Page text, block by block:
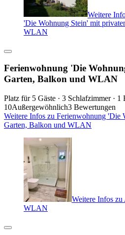
Weitere
'Die Wohnung Stein' mit
WLAN
Ferienwohnung 'Die
Garten, Balkon und WLAN
Platz für 5 Gäste · 3 Schlafzimmer · 1
10Außergewöhnlich3 Bewertungen
Weitere Infos zu Ferienwohnung 'Die
Garten, Balkon und WLAN
Weitere Infos
WLAN